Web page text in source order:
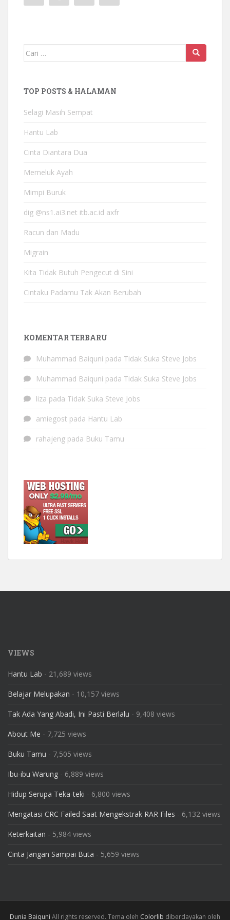
Mencari:
TOP POSTS & HALAMAN
Selagi Masih Sempat
Hantu Lab
Cinta Diantara Dua
Memeluk Ayah
Mimpi Buruk
dig @ns1.ai3.net itb.ac.id axfr
Racun dan Madu
Migrain
Kita Tidak Butuh Pengecut di Sini
Cintaku Padamu Tak Akan Berubah
KOMENTAR TERBARU
Muhammad Baiquni pada Tidak Suka Steve Jobs
Muhammad Baiquni pada Tidak Suka Steve Jobs
liza pada Tidak Suka Steve Jobs
amiegost pada Hantu Lab
rahajeng pada Buku Tamu
VIEWS
Hantu Lab - 21,689 views
Belajar Melupakan - 10,157 views
Tak Ada Yang Abadi, Ini Pasti Berlalu - 9,408 views
About Me - 7,725 views
Buku Tamu - 7,505 views
Ibu-ibu Warung - 6,889 views
Hidup Serupa Teka-teki - 6,800 views
Mengatasi CRC Failed Saat Mengekstrak RAR Files - 6,132 views
Keterkaitan - 5,984 views
Cinta Jangan Sampai Buta - 5,659 views
Dunia Baiquni All rights reserved. Tema oleh Colorlib diberdayakan oleh